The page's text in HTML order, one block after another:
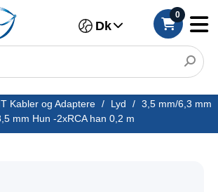
Dk
0
Kabler og Adaptere / Lyd / 3,5 mm/6,3 mm
mm Hun -2xRCA han 0,2 m